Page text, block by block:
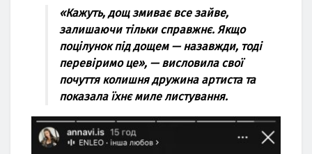
«Кажуть, дощ змиває все зайве,
залишаючи тільки справжнє. Якщо
поцілунок під дощем — назавжди, тоді
перевіримо це», — висловила свої
почуття колишня дружина артиста та
показала їхнє миле листування.